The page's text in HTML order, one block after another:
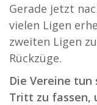
Gerade jetzt
vielen Ligen
zweiten Ligen
Rückzüge.
Die Vereine
Tritt zu fassen,